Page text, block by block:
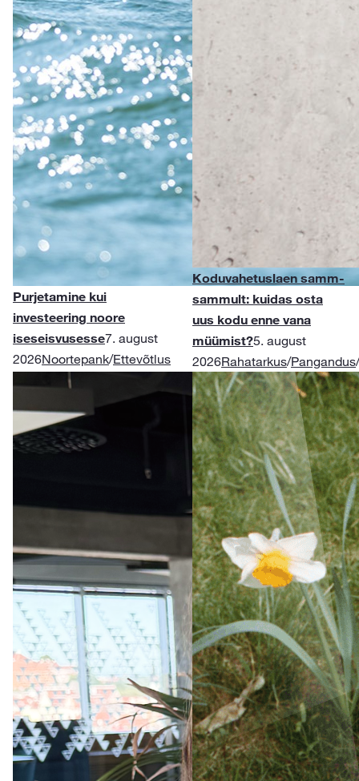
Purjetamine kui
investeering noore
iseseisvusesse7. august
2026Noortepank/Ettevõtlus
Koduvahetuslaen samm-
sammult: kuidas osta
uus kodu enne vana
müümist?5. august
2026Rahatarkus/Pangandus/